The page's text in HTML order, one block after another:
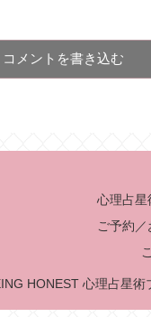
コメントを書き込む
心理占星
ご予約
HONEST 心理占星術